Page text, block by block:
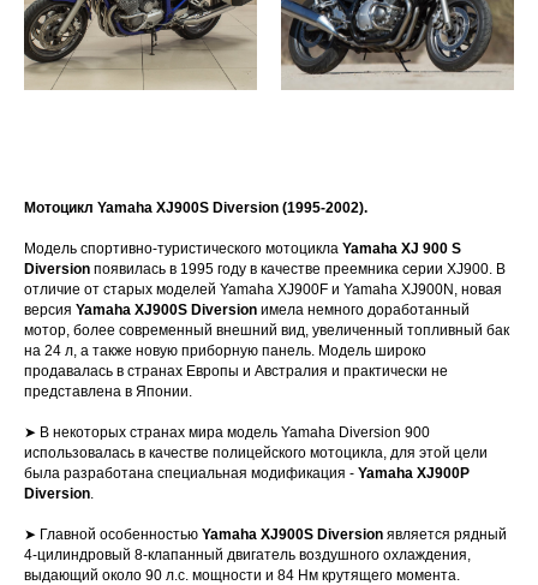
Мотоцикл Yamaha XJ900S Diversion (1995-2002).
Модель спортивно-туристического мотоцикла Yamaha XJ 900 S
Diversion появилась в 1995 году в качестве преемника серии XJ900. В
отличие от старых моделей Yamaha XJ900F и Yamaha XJ900N, новая
версия Yamaha XJ900S Diversion имела немного доработанный
мотор, более современный внешний вид, увеличенный топливный бак
на 24 л, а также новую приборную панель. Модель широко
продавалась в странах Европы и Австралия и практически не
представлена в Японии.
➤ В некоторых странах мира модель Yamaha Diversion 900
использовалась в качестве полицейского мотоцикла, для этой цели
была разработана специальная модификация - Yamaha XJ900P
Diversion.
➤ Главной особенностью Yamaha XJ900S Diversion является рядный
4-цилиндровый 8-клапанный двигатель воздушного охлаждения,
выдающий около 90 л.с. мощности и 84 Нм крутящего момента.